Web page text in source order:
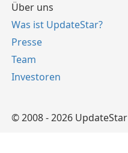
Über uns
Was ist UpdateStar?
Presse
Team
Investoren
© 2008 - 2026 UpdateStar